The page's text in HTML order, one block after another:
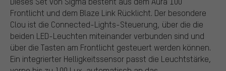
Frontlicht und dem Blaze Link Rücklicht. Der besondere
Clou ist die Connected-Lights-Steuerung, über die die
beiden LED-Leuchten miteinander verbunden sind und
über die Tasten am Frontlicht gesteuert werden können.
Ein integrierter Helligkeitssensor passt die Leuchtstärke,